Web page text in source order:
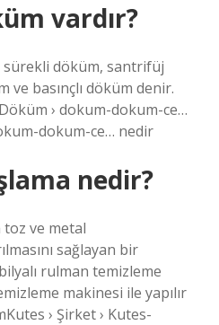
vardır?
sürekli döküm, santrifüj
ve basınçlı döküm denir.
› dokum-dokum-ce…
dokum-ce… nedir
nedir?
toz ve metal
sağlayan bir
rulman temizleme
makinesi ile yapılır
› Şirket › Kutes-